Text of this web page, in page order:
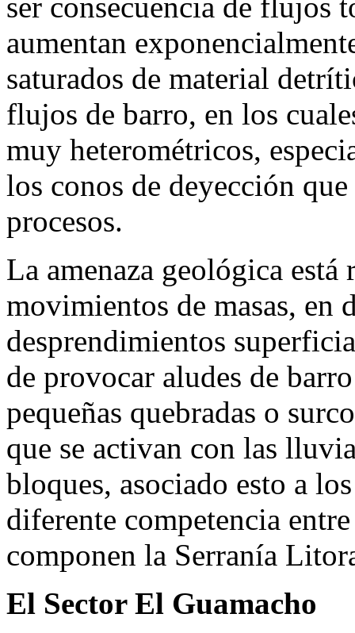
aumentan
saturados de material
flujos de barro, en los
muy heterométricos,
los conos de deyección
procesos.
La amenaza geológica está
movimientos de masas, en
desprendimientos
de provocar aludes de
pequeñas quebradas o
que se activan con las
bloques, asociado esto a
diferente competencia
componen la Serranía
El Sector El Guamacho